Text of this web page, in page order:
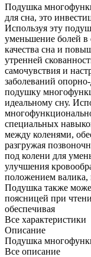
Подушка
для сна, это
Используя эту
уменьшение болей в
качества сна и
утренней
самочувствия и
заболеваний
подушку
идеальному сну.
специальных
между коленями,
разгружая
под колени для
улучшения
положением валика,
Подушка также
поясницей при
обеспечивая
Все характеристики
Описание
Подушка
Все описание